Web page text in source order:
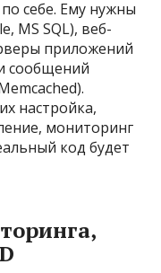
себе. Ему нужны
MS SQL), веб-
приложений
сообщений
настройка,
мониторинг
код будет